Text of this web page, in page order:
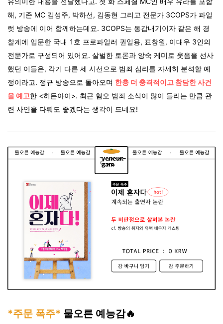
해, 기존 MC 김성주, 박하선, 김동현 그리고 전문가 3COPS가 파일
럿 방송에 이어 함께하는데요. 3COPS는 동갑내기이자 같은 해 경
찰계에 입문한 국내 1호 프로파일러 권일용, 표창원, 이대우 3인의
전문가로 구성되어 있어요. 살벌한 토론과 앙숙 케미로 웃음을 선사
했던 이들은, 각기 다른 세 시선으로 범죄 심리를 자세히 분석할 예
정이라고. 정규 방송으로 돌아오며 한층 더 충격적이고 참담한 사건
을 예고한 <히든아이>. 최근 혐오 범죄 소식이 많이 들리는 만큼 관
련 사안을 다뤄도 좋겠다는 생각이 드네요!
*주문 폭주* 물오른 예능감🔥